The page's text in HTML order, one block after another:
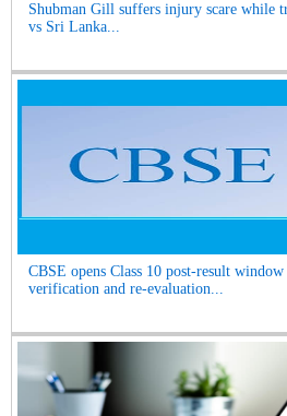
Shubman Gill suffers injury scare while
vs Sri Lanka...
CBSE opens Class 10 post-result
verification and re-evaluation...